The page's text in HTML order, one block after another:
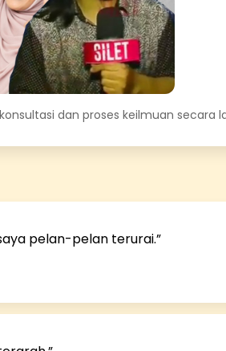
dan proses keilmuan secara
pelan-pelan terurai.”